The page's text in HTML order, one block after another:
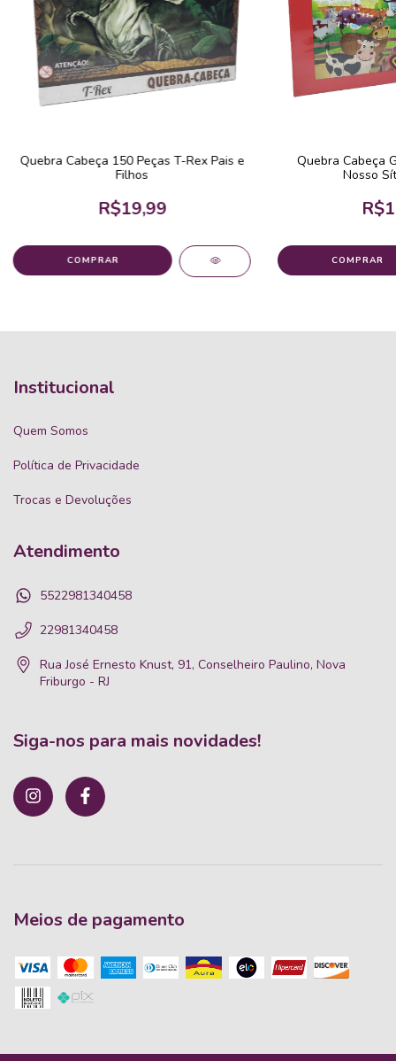
Quebra Cabeça 150 Peças T-Rex Pais e
Filhos
R$19,99
Quebra Cabeça
Nosso
Institucional
Quem Somos
Política de Privacidade
Trocas e Devoluções
Atendimento
5522981340458
22981340458
Rua José Ernesto Knust, 91, Conselheiro Paulino, Nova
Friburgo - RJ
Siga-nos para mais novidades!
Meios de pagamento